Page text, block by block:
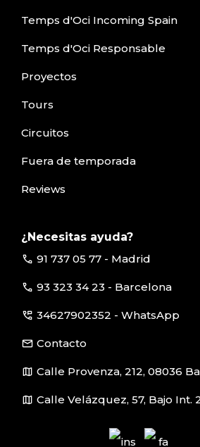
Temps d'Oci Incoming Spain
Temps d'Oci Responsable
Proyectos
Tours
Circuitos
Fuera de temporada
Reviews
¿Necesitas ayuda?
call 91 737 05 77 - Madrid
call 93 323 34 23 - Barcelona
perm_phone_msg 34627902352 - WhatsApp
email Contacto
map Calle Provenza, 212, 08036
map Calle Velázquez, 57, Bajo Int.